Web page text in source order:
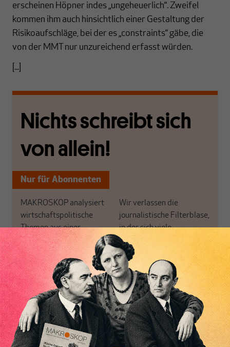
erscheinen Höpner indes „ungeheuerlich“. Zweifel
kommen ihm auch hinsichtlich einer Gestaltung der
Risikoaufschläge, bei der es „constraints“ gäbe, die
von der MMT nur unzureichend erfasst würden.
[...]
Nichts schreibt sich
von allein!
Nur für Abonnenten
MAKROSKOP analysiert
wirtschaftspolitische
Themen aus einer
postkeynesianischen
Perspektive und ist damit
in Deutschland einzigartig.
MAKROSKOP steht für
das große Ganze. Wir
haben einen Blick auf
Geld, Wirtschaft und
Politik, den Sie so
woanders nicht finden.
Wir verlassen die
journalistische Filterblase,
in der sich viele
eingerichtet haben. Wir
öffnen Fenster und
bringen frische Luft in die
engen und verstaubten
Debattenräume.
Brauchen Sie auch frische
Luft? Dann folgen Sie
einfach dem Button.